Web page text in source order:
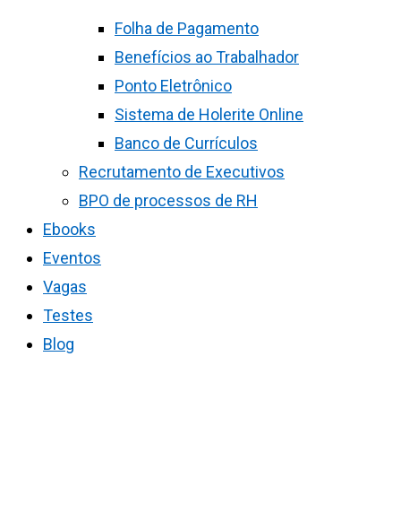
Folha de Pagamento
Benefícios ao Trabalhador
Ponto Eletrônico
Sistema de Holerite Online
Banco de Currículos
Recrutamento de Executivos
BPO de processos de RH
Ebooks
Eventos
Vagas
Testes
Blog